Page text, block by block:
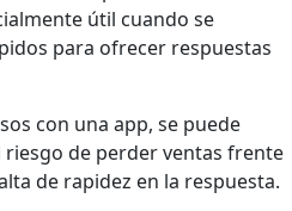
útil cuando se
para ofrecer respuestas
con una app, se puede
de perder ventas frente
de rapidez en la respuesta.